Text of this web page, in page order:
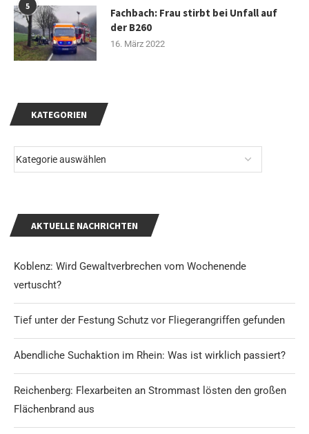
KATEGORIEN
AKTUELLE NACHRICHTEN
Koblenz: Wird Gewaltverbrechen vom Wochenende
vertuscht?
Tief unter der Festung Schutz vor Fliegerangriffen gefunden
Abendliche Suchaktion im Rhein: Was ist wirklich passiert?
Reichenberg: Flexarbeiten an Strommast lösten den großen
Flächenbrand aus
5
Fachbach: Frau stirbt bei Unfall auf
der B260
16. März 2022